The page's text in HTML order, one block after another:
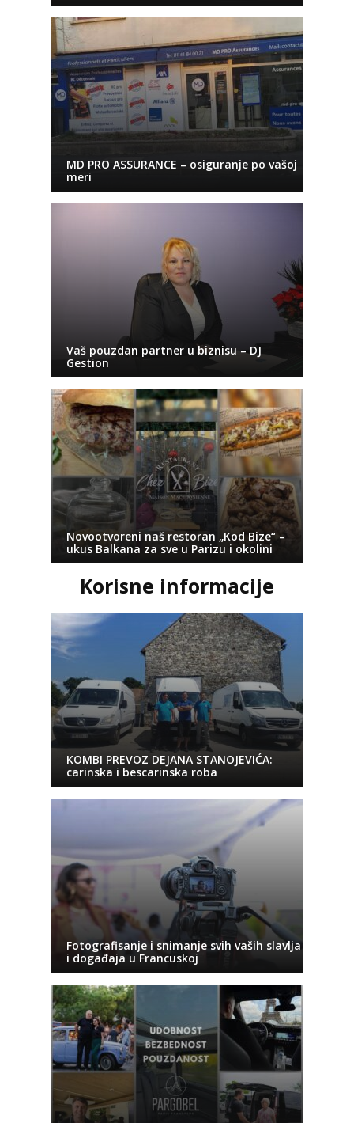
MD PRO ASSURANCE – osiguranje po vašoj
meri
Vaš pouzdan partner u biznisu – DJ
Gestion
Novootvoreni naš restoran „Kod Bize“ –
ukus Balkana za sve u Parizu i okolini
Korisne informacije
KOMBI PREVOZ DEJANA STANOJEVIĆA:
carinska i bescarinska roba
Fotografisanje i snimanje svih vaših slavlja
i događaja u Francuskoj